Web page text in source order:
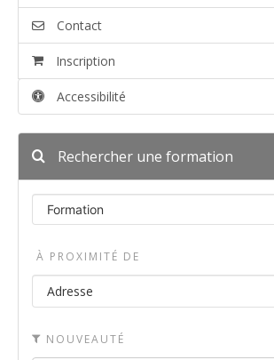
Contact
Inscription
Accessibilité
Rechercher une formation
À PROXIMITÉ DE
NOUVEAUTÉ